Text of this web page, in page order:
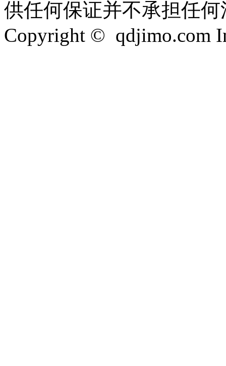
供任何保证并不承担任
Copyright © qdjimo.com